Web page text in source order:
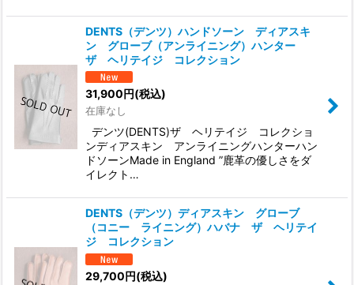
DENTS（デンツ）ハンドソーン ディアスキ
ン グローブ（アンライニング）ハンター
ザ ヘリテイジ コレクション
31,900円(税込)
在庫なし
デンツ(DENTS)ザ ヘリテイジ コレクショ
ンディアスキン アンライニングハンターハン
ドソーンMade in England ”鹿革の優しさをダ
イレクト…
DENTS（デンツ）ディアスキン グローブ
（コニー ライニング）ハバナ ザ ヘリテイ
ジ コレクション
29,700円(税込)